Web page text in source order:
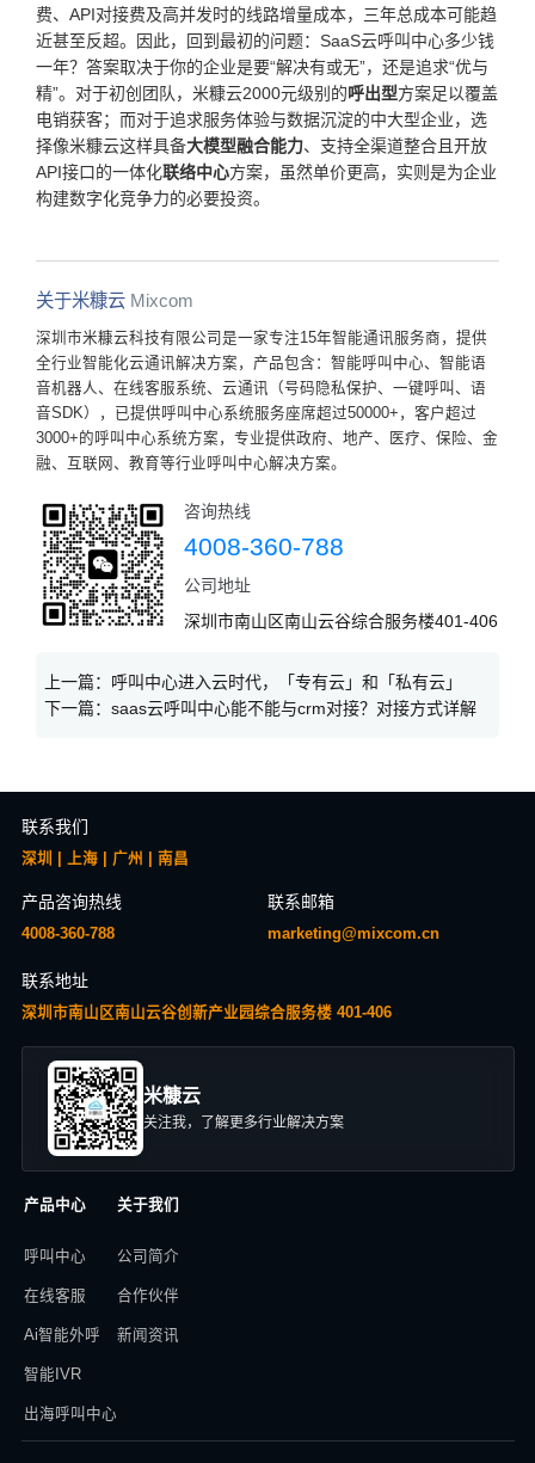
费、API对接费及高并发时的线路增量成本，三年总成本可能趋
近甚至反超。因此，回到最初的问题：SaaS云呼叫中心多少钱
一年？答案取决于你的企业是要“解决有或无”，还是追求“优与
精”。对于初创团队，米糠云2000元级别的呼出型方案足以覆盖
电销获客；而对于追求服务体验与数据沉淀的中大型企业，选
择像米糠云这样具备大模型融合能力、支持全渠道整合且开放
API接口的一体化联络中心方案，虽然单价更高，实则是为企业
构建数字化竞争力的必要投资。
关于米糠云 Mixcom
深圳市米糠云科技有限公司是一家专注15年智能通讯服务商，提供
全行业智能化云通讯解决方案，产品包含：智能呼叫中心、智能语
音机器人、在线客服系统、云通讯（号码隐私保护、一键呼叫、语
音SDK），已提供呼叫中心系统服务座席超过50000+，客户超过
3000+的呼叫中心系统方案，专业提供政府、地产、医疗、保险、金
融、互联网、教育等行业呼叫中心解决方案。
咨询热线
4008-360-788
公司地址
深圳市南山区南山云谷综合服务楼401-406
上一篇： 呼叫中心进入云时代，「专有云」和「私有云」
下一篇： saas云呼叫中心能不能与crm对接？对接方式详解
联系我们
深圳 | 上海 | 广州 | 南昌
产品咨询热线
4008-360-788
联系邮箱
marketing@mixcom.cn
联系地址
深圳市南山区南山云谷创新产业园综合服务楼 401-406
米糠云
关注我，了解更多行业解决方案
产品中心
呼叫中心
在线客服
Ai智能外呼
智能IVR
出海呼叫中心
关于我们
公司简介
合作伙伴
新闻资讯